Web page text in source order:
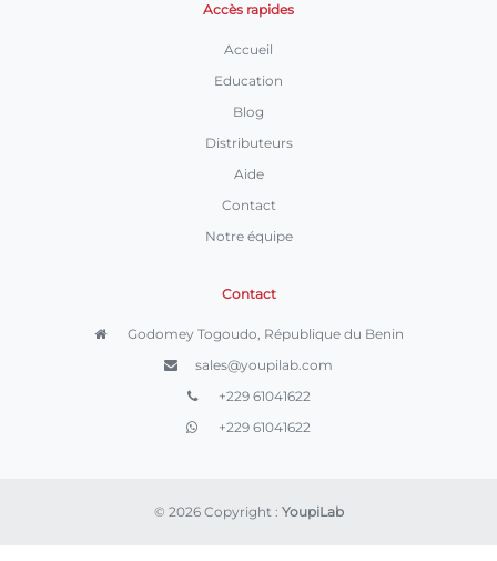
Accès rapides
Accueil
Education
Blog
Distributeurs
Aide
Contact
Notre équipe
Contact
Godomey Togoudo, République du Benin
sales@youpilab.com
+229 61041622
+229 61041622
© 2026 Copyright : YoupiLab